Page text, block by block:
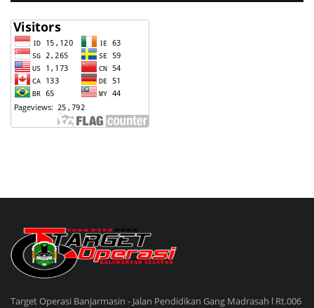
Target Operasi Banjarmasin - Jalan Pendidikan Gang Madrasah l Rt.006